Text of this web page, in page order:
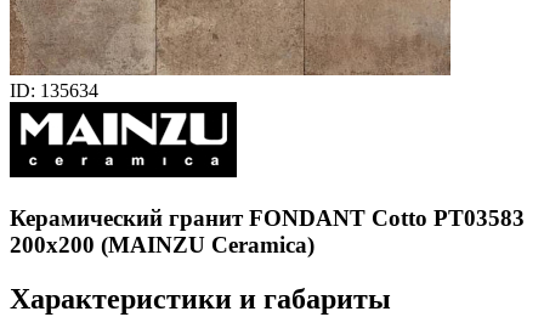
ID: 135634
Керамический гранит FONDANT Cotto PT03583
200x200 (MAINZU Ceramica)
Характеристики и габариты